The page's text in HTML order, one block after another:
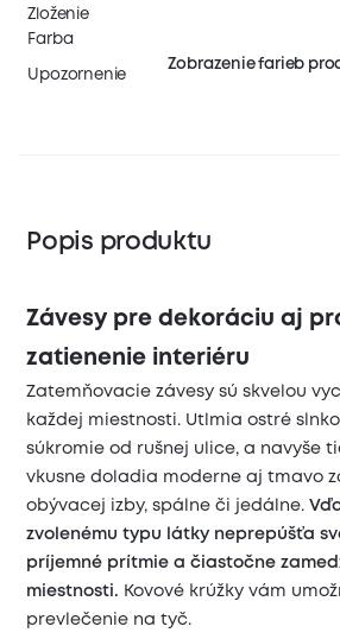
Zloženie
Farba
Upozornenie
Zobrazenie farieb
Popis produktu
Závesy pre dekoráciu aj
zatienenie interiéru
Zatemňovacie závesy sú skvelou
každej miestnosti. Utlmia ostré
súkromie od rušnej ulice, a navyše
vkusne doladia moderne aj tmavo
obývacej izby, spálne či jedálne.
zvolenému typu látky neprepúšťa
príjemné prítmie a čiastočne
miestnosti. Kovové krúžky vám
prevlečenie na tyč.